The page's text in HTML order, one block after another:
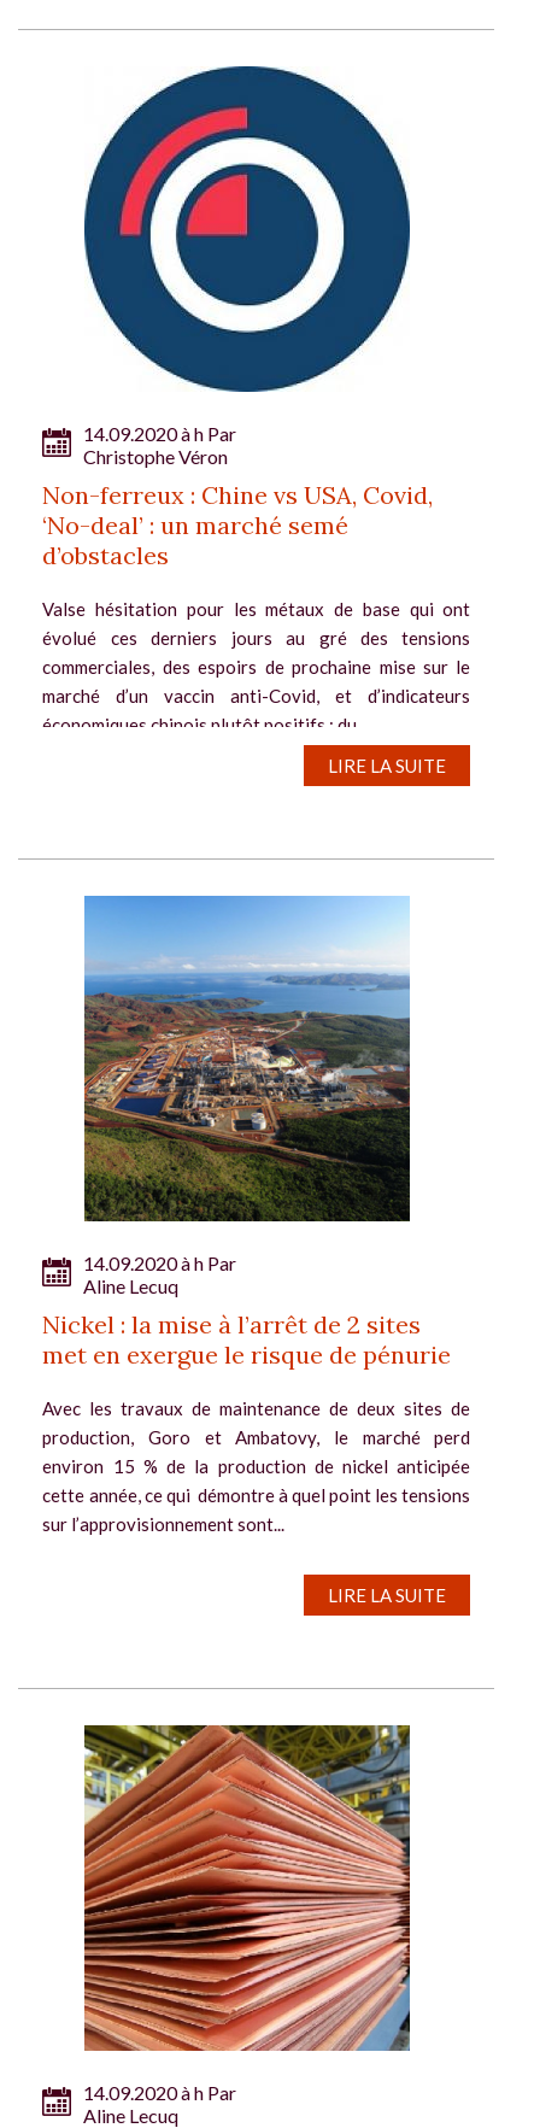
14.09.2020 à h Par
Christophe Véron
Non-ferreux : Chine vs USA, Covid,
‘No-deal’ : un marché semé
d’obstacles
Valse hésitation pour les métaux de base qui ont
évolué ces derniers jours au gré des tensions
commerciales, des espoirs de prochaine mise sur le
marché d’un vaccin anti-Covid, et d’indicateurs
économiques chinois plutôt positifs ; du...
14.09.2020 à h Par
Aline Lecuq
Nickel : la mise à l’arrêt de 2 sites
met en exergue le risque de pénurie
Avec les travaux de maintenance de deux sites de
production, Goro et Ambatovy, le marché perd
environ 15 % de la production de nickel anticipée
cette année, ce qui démontre à quel point les tensions
sur l’approvisionnement sont...
14.09.2020 à h Par
Aline Lecuq